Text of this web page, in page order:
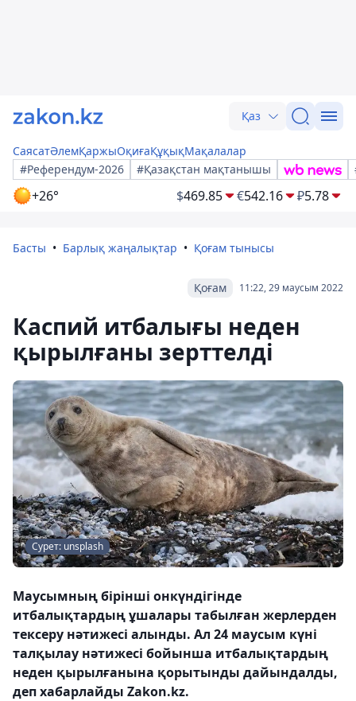
Қаз
СаясатӘлемҚаржыОқиғаҚұқықМақалалар
#Референдум-2026
#Қазақстан мақтанышы
+26° $469.85 €542.16 ₽5.78
Басты Барлық жаңалықтар Қоғам тынысы
11:22, 29 маусым 2022
Қоғам
Каспий итбалығы неден
қырылғаны зерттелді
Сурет: unsplash
Маусымның бірінші онкүндігінде
итбалықтардың ұшалары табылған жерлерден
тексеру нәтижесі алынды. Ал 24 маусым күні
талқылау нәтижесі бойынша итбалықтардың
неден қырылғанына қорытынды дайындалды,
деп хабарлайды Zakon.kz.